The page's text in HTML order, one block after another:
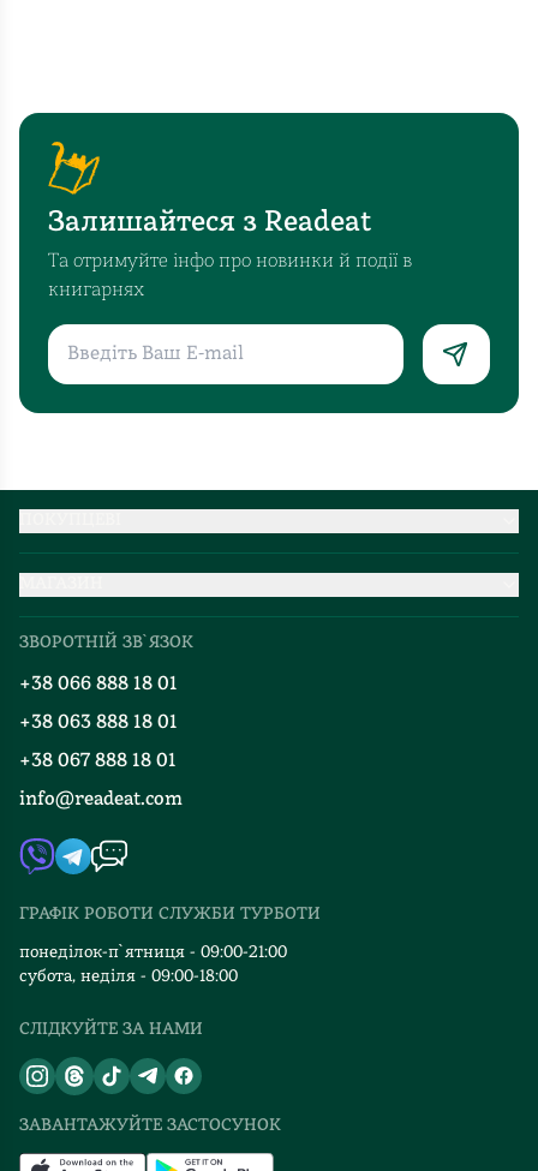
Залишайтеся з Readeat
Та отримуйте інфо про новинки й події в
книгарнях
Про нас
Добірки
Блог
Події
Книгарні
Контакти
Автори
Видавництва
Відгуки та оцінка RDT
Партнерство
ЗВОРОТНІЙ ЗВ`ЯЗОК
+38 066 888 18 01
+38 063 888 18 01
+38 067 888 18 01
info@readeat.com
ГРАФІК РОБОТИ СЛУЖБИ ТУРБОТИ
понеділок-п`ятниця - 09:00-21:00
субота, неділя - 09:00-18:00
СЛІДКУЙТЕ ЗА НАМИ
ЗАВАНТАЖУЙТЕ ЗАСТОСУНОК